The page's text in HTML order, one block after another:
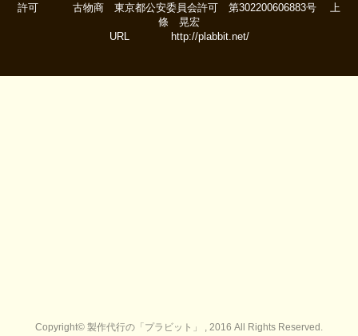
許可 古物商 東京都公安委員会許可 第302200606883号 上
條 晃宏
URL http://plabbit.net/
Copyright© 製作代行の「プラビット」 , 2016 All Rights Reserved.